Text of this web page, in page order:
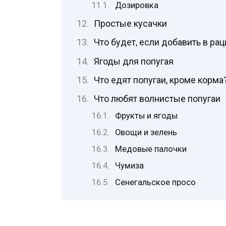
Дозировка
Простые кусачки
Что будет, если добавить в
Ягоды для попугая
Что едят попугаи, кроме
Что любят волнистые попугаи
Фрукты и ягоды
Овощи и зелень
Медовые палочки
Чумиза
Сенегальское просо